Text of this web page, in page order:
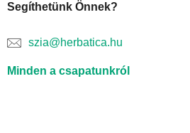
Segíthetünk Önnek?
szia@herbatica.hu
Minden a csapatunkról